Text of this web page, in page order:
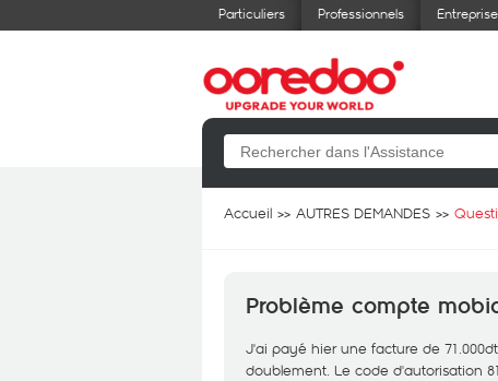
Particuliers Professionnels
Accueil AUTRES DEMANDES
Problème compte
J'ai payé hier une facture de
doublement. Le code d'autorisation